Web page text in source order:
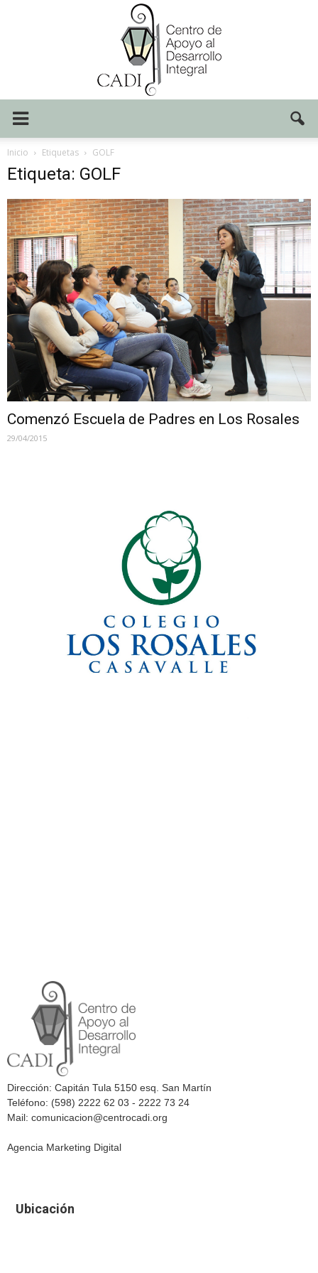
Inicio Etiquetas GOLF
Etiqueta: GOLF
Comenzó Escuela de Padres en Los Rosales
29/04/2015
Dirección: Capitán Tula 5150 esq. San Martín
Teléfono: (598) 2222 62 03 - 2222 73 24
Mail: comunicacion@centrocadi.org
Agencia Marketing Digital
Ubicación